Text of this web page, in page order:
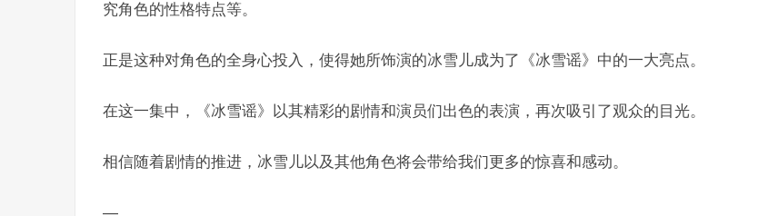
究角色的性格特点等。
正是这种对角色的全身心投入，使得她所饰演的冰雪儿成为了《冰雪谣》中的一大亮点。
在这一集中，《冰雪谣》以其精彩的剧情和演员们出色的表演，再次吸引了观众的目光。
相信随着剧情的推进，冰雪儿以及其他角色将会带给我们更多的惊喜和感动。
—